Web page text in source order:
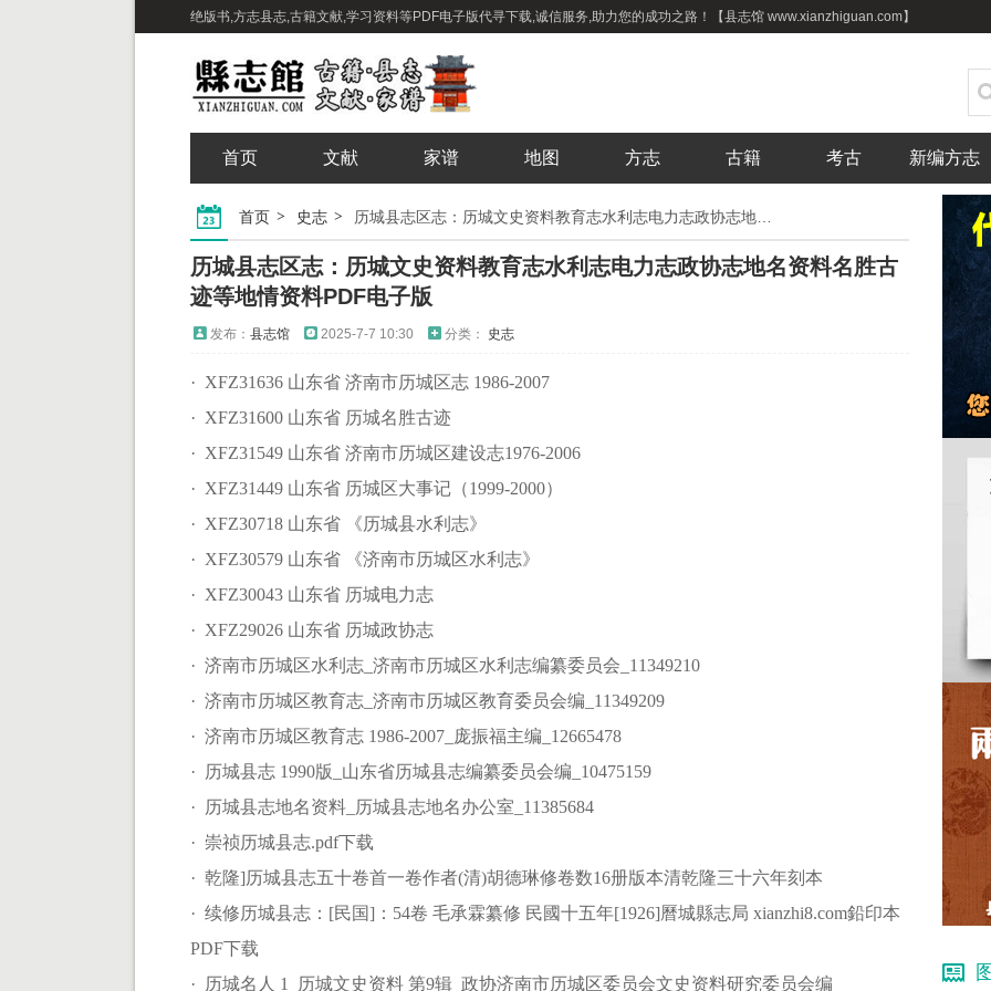
绝版书,方志县志,古籍文献,学习资料等PDF电子版代寻下载,诚信服务,助力您的成功之路！【县志馆 www.xianzhiguan.com】
首页 文献 家谱 地图 方志 古籍 考古 新编方志
首页 史志
历城县志区志：历城文史资料教育志水利志电力志政协志地名资料名胜古
迹等地情资料PDF电子版
发布： 县志馆 2025-7-7 10:30 分类： 史志
· XFZ31636 山东省 济南市历城区志 1986-2007
· XFZ31600 山东省 历城名胜古迹
· XFZ31549 山东省 济南市历城区建设志1976-2006
· XFZ31449 山东省 历城区大事记（1999-2000）
· XFZ30718 山东省 《历城县水利志》
· XFZ30579 山东省 《济南市历城区水利志》
· XFZ30043 山东省 历城电力志
· XFZ29026 山东省 历城政协志
· 济南市历城区水利志_济南市历城区水利志编纂委员会_11349210
· 济南市历城区教育志_济南市历城区教育委员会编_11349209
· 济南市历城区教育志 1986-2007_庞振福主编_12665478
· 历城县志 1990版_山东省历城县志编纂委员会编_10475159
· 历城县志地名资料_历城县志地名办公室_11385684
· 崇祯历城县志.pdf下载
· 乾隆]历城县志五十卷首一卷作者(清)胡德琳修卷数16册版本清乾隆三十六年刻本
· 续修历城县志：[民国]：54卷 毛承霖纂修 民國十五年[1926]曆城縣志局 xianzhi8.com鉛印本
PDF下载
· 历城名人 1 历城文史资料 第9辑_政协济南市历城区委员会文史资料研究委员会编